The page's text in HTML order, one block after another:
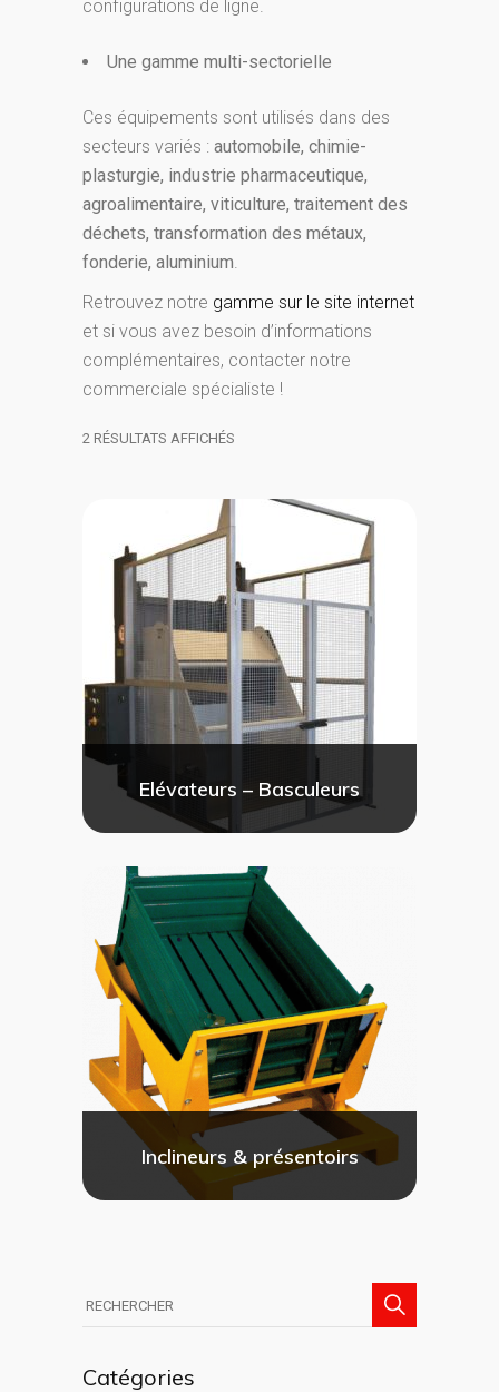
configurations de ligne.
Une gamme multi-sectorielle
Ces équipements sont utilisés dans des
secteurs variés : automobile, chimie-
plasturgie, industrie pharmaceutique,
agroalimentaire, viticulture, traitement des
déchets, transformation des métaux,
fonderie, aluminium.
Retrouvez notre gamme sur le site internet
et si vous avez besoin d’informations
complémentaires, contacter notre
commerciale spécialiste !
2 RÉSULTATS AFFICHÉS
Elévateurs – Basculeurs
Inclineurs & présentoirs
for:
Catégories